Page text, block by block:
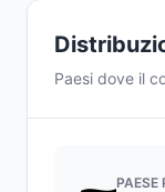
Paesi dove il
PAESE